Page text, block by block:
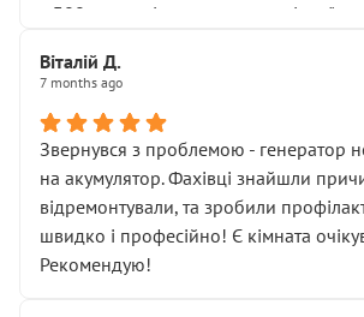
• 300 грн — діагностика гальмівної
НЕ погоджував
послуга. Тим більше, я був поруч і
діагностики ходової не проводилось.
зауваження гроші за цю “послугу”
лише підтвердило мою правоту.
Але головне — я виїжджаю з боксу, і
залишився таким самим, як і був.
Віталій Д.
7 months ago
Звернувся з проблемою - генератор
на акумулятор. Фахівці знайшли
відремонтували, та зробили
швидко і професійно! Є кімната
Рекомендую!